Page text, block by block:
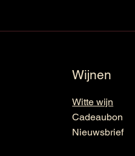
Wijnen
Witte wijn
Cadeaubon
Nieuwsbrief